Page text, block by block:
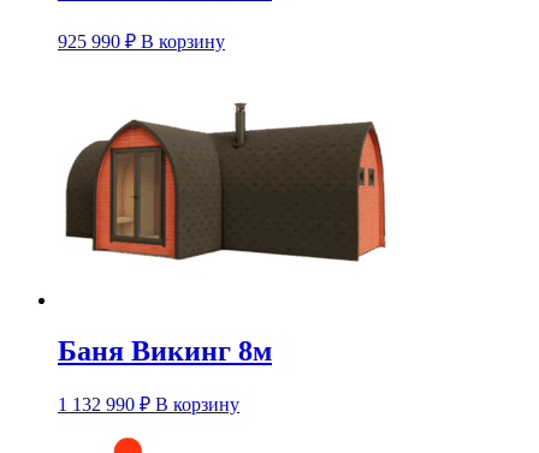
925 990 ₽ В корзину
Баня Викинг 8м
1 132 990 ₽ В корзину